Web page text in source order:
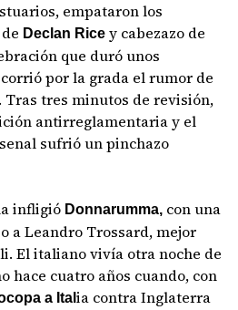
empataron los
Declan Rice y cabezazo de
que duró unos
por la grada el rumor de
Tras tres minutos de revisión,
antirreglamentaria y el
sufrió un pinchazo
infligió Donnarumma, con una
a Leandro Trossard, mejor
El italiano vivía otra noche de
hace cuatro años cuando, con
a Italia contra Inglaterra